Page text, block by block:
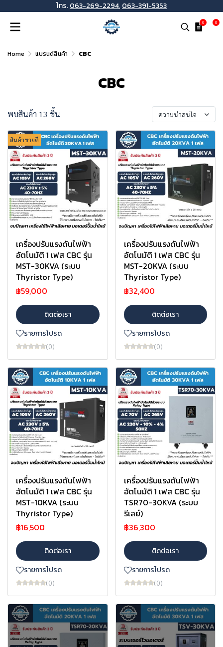
โทร.063-269-2294,063-391-5353
0 0
Home แบรนด์สินค้า CBC
CBC
พบสินค้า 13 ชิ้น ความน่าสนใจ
สินค้าขายดี
เครื่องปรับแรงดันไฟฟ้า
อัตโนมัติ 1 เฟส CBC รุ่น
MST-30KVA (ระบบ
Thyristor Type)
฿59,000
ติดต่อเรา
รายการโปรด
(0)
เครื่องปรับแรงดันไฟฟ้า
อัตโนมัติ 1 เฟส CBC รุ่น
MST-20KVA (ระบบ
Thyristor Type)
฿32,400
ติดต่อเรา
รายการโปรด
(0)
เครื่องปรับแรงดันไฟฟ้า
อัตโนมัติ 1 เฟส CBC รุ่น
MST-10KVA (ระบบ
Thyristor Type)
฿16,500
ติดต่อเรา
รายการโปรด
(0)
เครื่องปรับแรงดันไฟฟ้า
อัตโนมัติ 1 เฟส CBC รุ่น
TSR70-30KVA (ระบบ
รีเลย์)
฿36,300
ติดต่อเรา
รายการโปรด
(0)